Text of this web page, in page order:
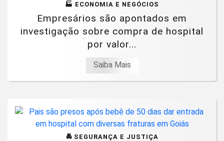
🏭 ECONOMIA E NEGÓCIOS
Empresários são apontados em
investigação sobre compra de hospital
por valor...
Saiba Mais
🚔 SEGURANÇA E JUSTIÇA